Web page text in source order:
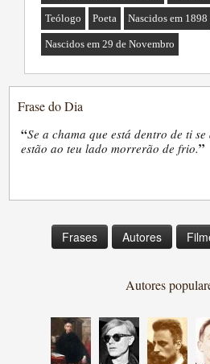
Teólogo Poeta Nascidos em 1898
Nascidos em 29 de Novembro
Frase do Dia
“Se a chama que está dentro de ti
estão ao teu lado morrerão de frio.”
Frases Autores
Autores